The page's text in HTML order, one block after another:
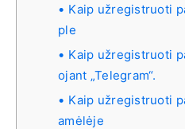
Kaip užregistruoti
ple
Kaip užregistruoti
ojant „Telegram“.
Kaip užregistruoti
amėlėje